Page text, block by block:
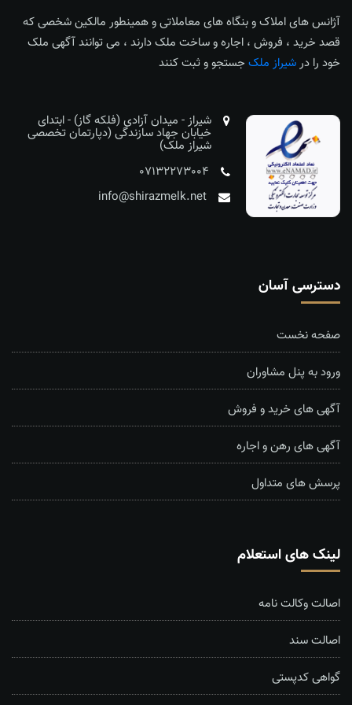
آژانس های املاک و بنگاه های معاملاتی و همینطور مالکین شخصی که
قصد خرید ، فروش ، اجاره و ساخت ملک دارند ، می توانند آگهی ملک
خود را درشیراز ملک جستجو و ثبت کنند
شیراز - میدان آزادی (فلکه گاز) - ابتدای
خیابان جهاد سازندگی (دپارتمان تخصصی
شیراز ملک)
07132273004
info@shirazmelk.net
دسترسی آسان
صفحه نخست
ورود به پنل مشاوران
آگهی های خرید و فروش
آگهی های رهن و اجاره
پرسش های متداول
لینک های استعلام
اصالت وکالت نامه
اصالت سند
گواهی کدپستی